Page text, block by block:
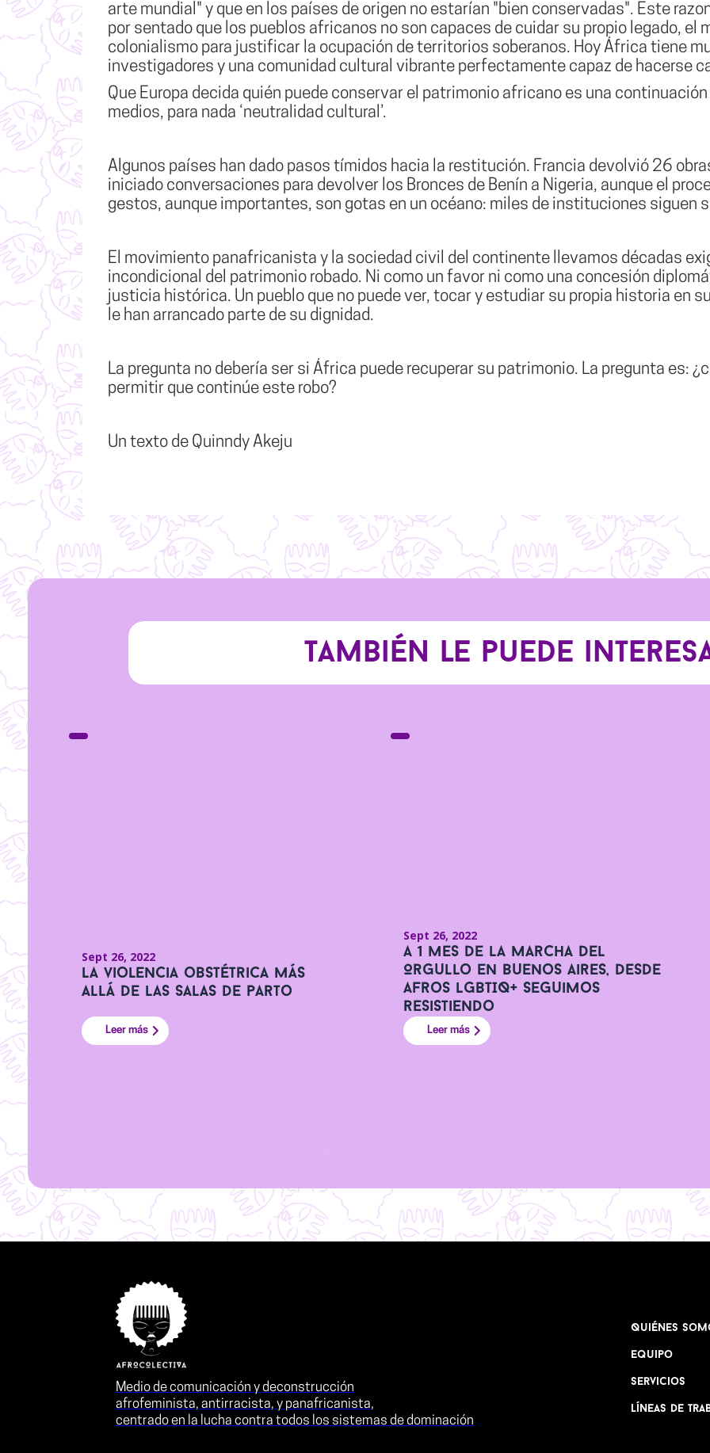
arte mundial" y que en los países de origen no estarían "bien conservadas". Este
por sentado que los pueblos africanos no son capaces de cuidar su propio legado, el
colonialismo para justificar la ocupación de territorios soberanos. Hoy África tiene
investigadores y una comunidad cultural vibrante perfectamente capaz de hacerse
Que Europa decida quién puede conservar el patrimonio africano es una
medios, para nada ‘neutralidad cultural’.
Algunos países han dado pasos tímidos hacia la restitución. Francia devolvió 26
iniciado conversaciones para devolver los Bronces de Benín a Nigeria, aunque el
gestos, aunque importantes, son gotas en un océano: miles de instituciones siguen
El movimiento panafricanista y la sociedad civil del continente llevamos décadas
incondicional del patrimonio robado. Ni como un favor ni como una concesión
justicia histórica. Un pueblo que no puede ver, tocar y estudiar su propia historia en
le han arrancado parte de su dignidad.
La pregunta no debería ser si África puede recuperar su patrimonio. La pregunta es:
permitir que continúe este robo?
Un texto de Quinndy Akeju
También le puede
Sept 26, 2022
La violencia obstétrica más
allá de las salas de parto
Leer más
Sept 26, 2022
A 1 mes de la Marcha del
Orgullo en Buenos Aires, desde
Afros LGBTIQ+ seguimos
resistiendo
Leer más
Medio de comunicación y deconstrucción
afrofeminista, antirracista, y panafricanista,
centrado en la lucha contra todos los sistemas de dominación
Quiénes
Equipo
Servicios
Líneas de